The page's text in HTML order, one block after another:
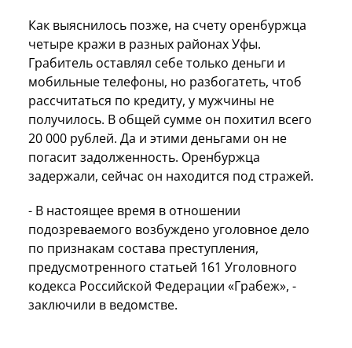
Как выяснилось позже, на счету оренбуржца
четыре кражи в разных районах Уфы.
Грабитель оставлял себе только деньги и
мобильные телефоны, но разбогатеть, чтоб
рассчитаться по кредиту, у мужчины не
получилось. В общей сумме он похитил всего
20 000 рублей. Да и этими деньгами он не
погасит задолженность. Оренбуржца
задержали, сейчас он находится под стражей.
- В настоящее время в отношении
подозреваемого возбуждено уголовное дело
по признакам состава преступления,
предусмотренного статьей 161 Уголовного
кодекса Российской Федерации «Грабеж», -
заключили в ведомстве.